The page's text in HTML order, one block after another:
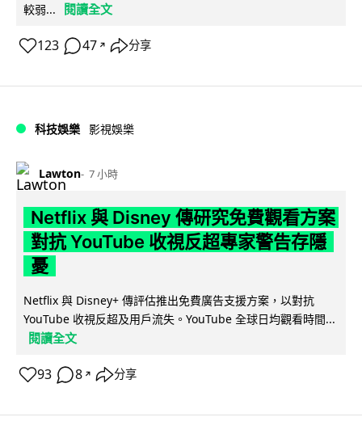
較弱...
閱讀全文
123 47 ↗ 分享
科技娛樂 影視娛樂
Lawton 7 小時
Netflix 與 Disney 傳研究免費觀看方案
對抗 YouTube 收視反超專家警告存隱
憂
Netflix 與 Disney+ 傳評估推出免費廣告支援方案，以對抗
YouTube 收視反超及用戶流失。YouTube 全球日均觀看時間...
閱讀全文
93 8 ↗ 分享